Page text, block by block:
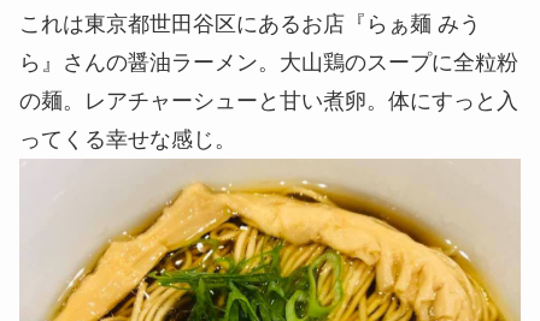
これは東京都世田谷区にあるお店『らぁ麺 みう
ら』さんの醤油ラーメン。大山鶏のスープに全粒粉
の麺。レアチャーシューと甘い煮卵。体にすっと入
ってくる幸せな感じ。